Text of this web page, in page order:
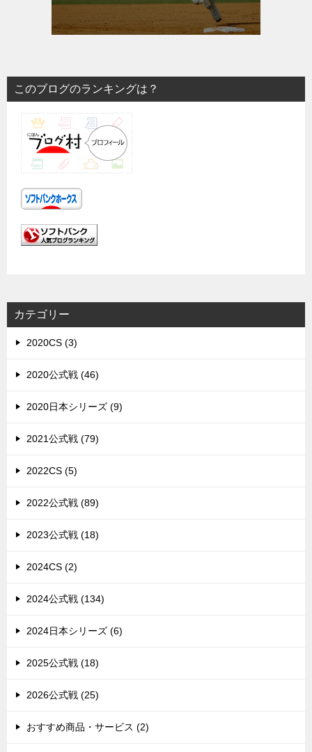
このブログのランキングは？
カテゴリー
2020CS (3)
2020公式戦 (46)
2020日本シリーズ (9)
2021公式戦 (79)
2022CS (5)
2022公式戦 (89)
2023公式戦 (18)
2024CS (2)
2024公式戦 (134)
2024日本シリーズ (6)
2025公式戦 (18)
2026公式戦 (25)
おすすめ商品・サービス (2)